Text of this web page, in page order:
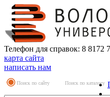
Телефон для справок: 8 8172
карта сайта
написать нам
Поиск по сайту Поиск по каталогу